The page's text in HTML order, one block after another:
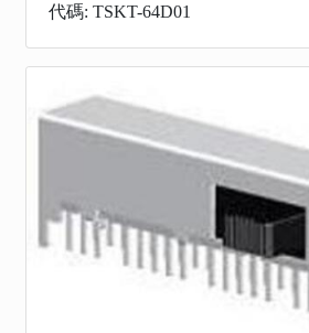
代碼: TSKT-64D01